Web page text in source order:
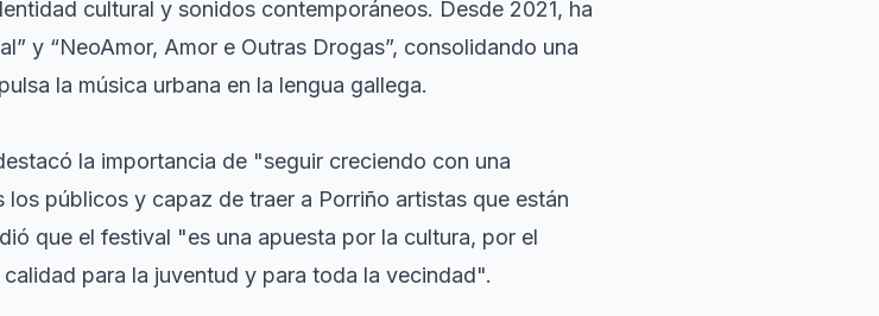
cultural y sonidos contemporáneos. Desde 2021, ha
y “NeoAmor, Amor e Outras Drogas”, consolidando una
la música urbana en la lengua gallega.
la importancia de "seguir creciendo con una
públicos y capaz de traer a Porriño artistas que están
que el festival "es una apuesta por la cultura, por el
para la juventud y para toda la vecindad".